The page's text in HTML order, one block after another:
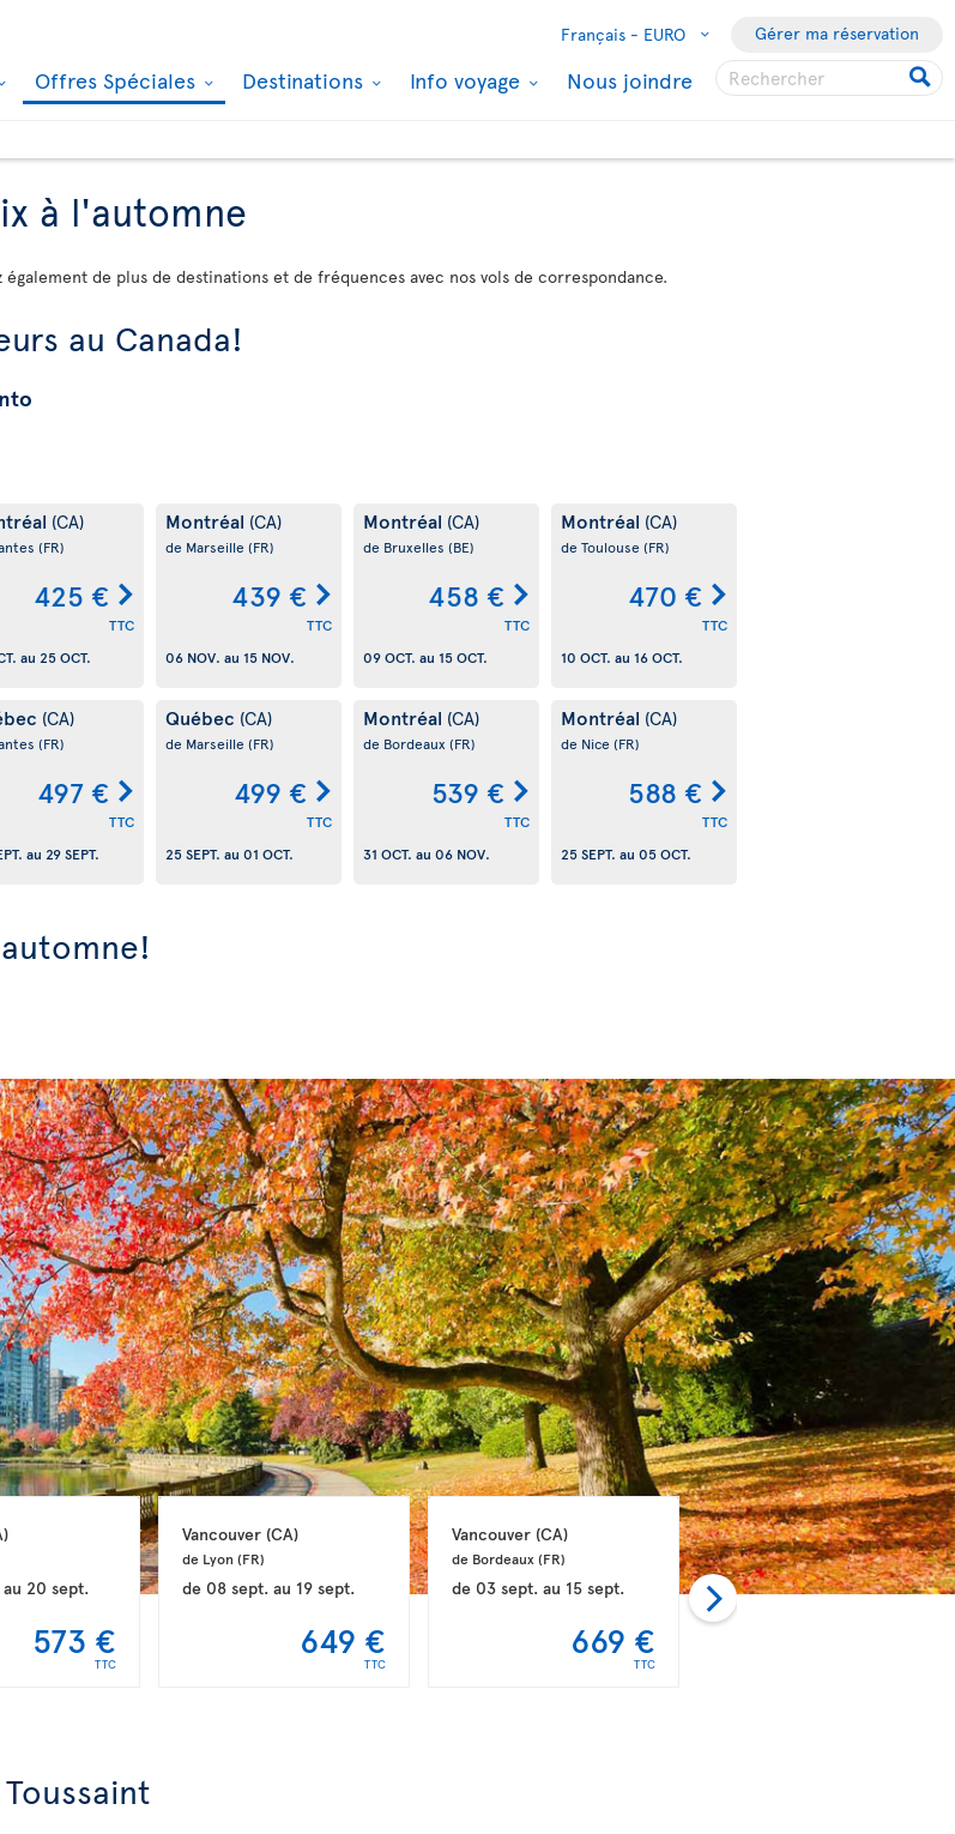
Français - EURO Gérer ma réservation
Offres Spéciales Destinations Info voyage Nous joindre
à l'automne
également de plus de destinations et de fréquences avec nos vols de correspondance.
au Canada!
(CA)
(FR)
425 €
TTC
au 25 OCT.
Montréal (CA)
de Marseille (FR)
439 €
TTC
06 NOV. au 15 NOV.
Montréal (CA)
de Bruxelles (BE)
458 €
TTC
09 OCT. au 15 OCT.
Montréal (CA)
de Toulouse (FR)
470 €
TTC
10 OCT. au 16 OCT.
(CA)
(FR)
497 €
TTC
au 29 SEPT.
Québec (CA)
de Marseille (FR)
499 €
TTC
25 SEPT. au 01 OCT.
Montréal (CA)
de Bordeaux (FR)
539 €
TTC
31 OCT. au 06 NOV.
Montréal (CA)
de Nice (FR)
588 €
TTC
25 SEPT. au 05 OCT.
au 20 sept.
573 €
TTC
Vancouver (CA)
de Lyon (FR)
de 08 sept. au 19 sept.
649 €
TTC
Vancouver (CA)
de Bordeaux (FR)
de 03 sept. au 15 sept.
669 €
TTC
Calgary (CA)
de Bordeaux (FR)
de03 sept.au15 sept.